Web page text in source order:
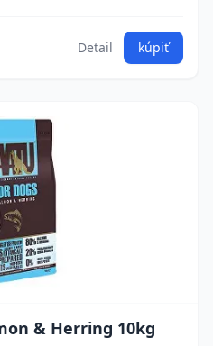
Detail kúpiť
& Herring 10kg